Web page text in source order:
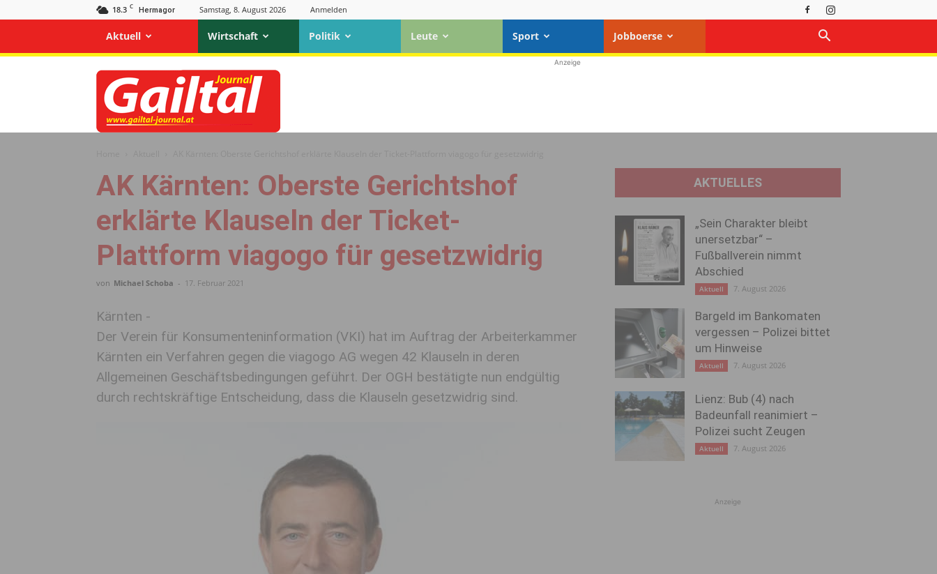
18.3 C Hermagor Samstag, 8. August 2026 Anmelden
Aktuell Wirtschaft Politik Leute Sport Jobboerse
Gailtal
Journal
Anzeige
AK Kärnten: Oberste Gerichtshof
erklärte Klauseln der Ticket-
Plattform viagogo für gesetzwidrig
von Michael Schoba - 17. Februar 2021
Kärnten -
Der Verein für Konsumenteninformation (VKI) hat im Auftrag der Arbeiterkammer
Kärnten ein Verfahren gegen die viagogo AG wegen 42 Klauseln in deren
Allgemeinen Geschäftsbedingungen geführt. Der OGH bestätigte nun endgültig
durch rechtskräftige Entscheidung, dass die Klauseln gesetzwidrig sind.
AKTUELLES
„Sein Charakter bleibt
unersetzbar“ –
Fußballverein nimmt
Abschied
Aktuell 7. August 2026
Bargeld im Bankomaten
vergessen – Polizei bittet
um Hinweise
Aktuell 7. August 2026
Lienz: Bub (4) nach
Badeunfall reanimiert –
Polizei sucht Zeugen
Aktuell 7. August 2026
Anzeige